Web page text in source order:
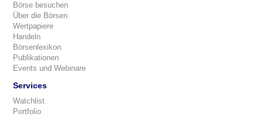
Börse besuchen
Über die Börsen
Wertpapiere
Handeln
Börsenlexikon
Publikationen
Events und Webinare
Services
Watchlist
Portfolio